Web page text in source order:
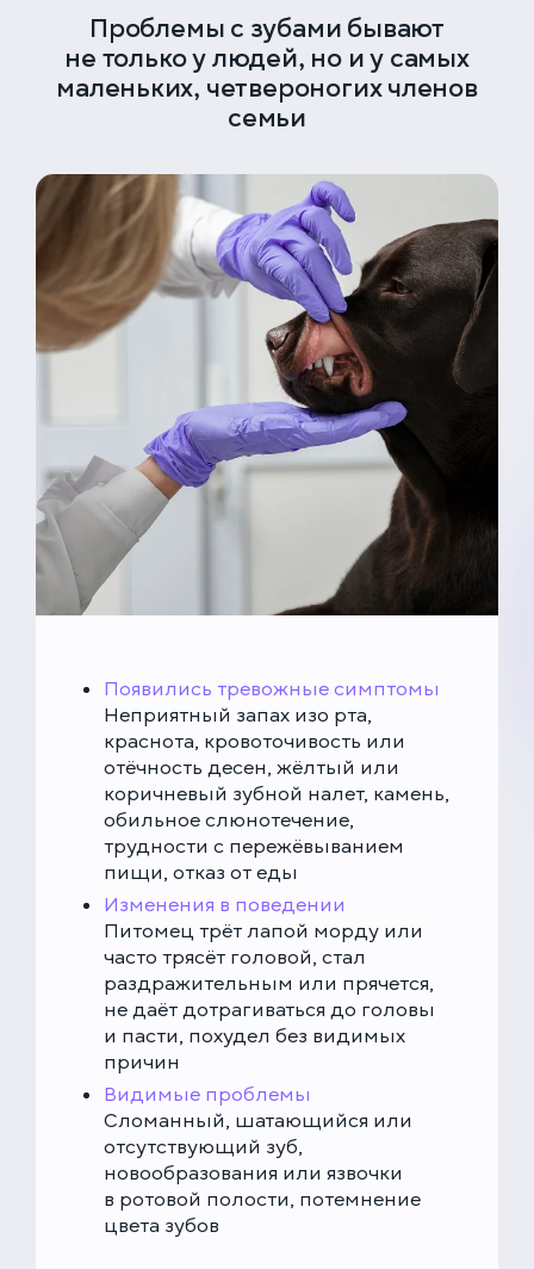
Проблемы с зубами бывают
не только у людей, но и у самых
маленьких, четвероногих членов
семьи
Появились тревожные симптомы
Неприятный запах изо рта,
краснота, кровоточивость или
отёчность десен, жёлтый или
коричневый зубной налет, камень,
обильное слюнотечение,
трудности с пережёвыванием
пищи, отказ от еды
Изменения в поведении
Питомец трёт лапой морду или
часто трясёт головой, стал
раздражительным или прячется,
не даёт дотрагиваться до головы
и пасти, похудел без видимых
причин
Видимые проблемы
Сломанный, шатающийся или
отсутствующий зуб,
новообразования или язвочки
в ротовой полости, потемнение
цвета зубов